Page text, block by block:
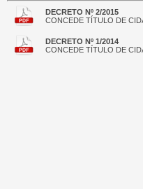
DECRETO Nº 2/2015
CONCEDE TÍTULO DE
DECRETO Nº 1/2014
CONCEDE TÍTULO DE